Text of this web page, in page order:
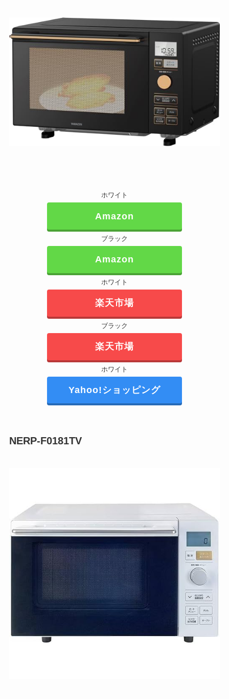
ホワイト
Amazon
ブラック
Amazon
ホワイト
楽天市場
ブラック
楽天市場
ホワイト
Yahoo!ショッピング
NERP-F0181TV